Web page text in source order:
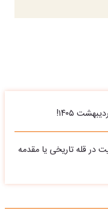
۱۲ اردیبهشت ۱۴۰۵؛ تثبیت در قله تاریخی یا مقدمه